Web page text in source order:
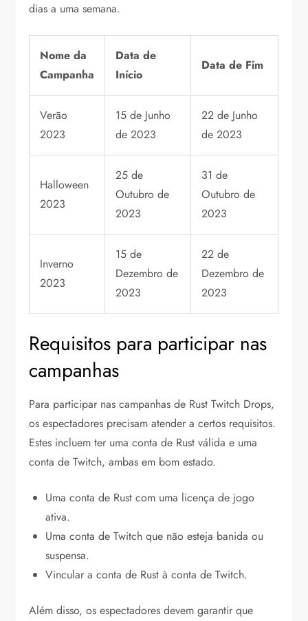
dias a uma semana.
Nome da
Campanha
Data de
Início
Data de Fim
Verão
2023
15 de Junho
de 2023
22 de Junho
de 2023
Halloween
2023
25 de
Outubro de
2023
31 de
Outubro de
2023
Inverno
2023
15 de
Dezembro de
2023
22 de
Dezembro de
2023
Requisitos para participar nas
campanhas
Para participar nas campanhas de Rust Twitch Drops,
os espectadores precisam atender a certos requisitos.
Estes incluem ter uma conta de Rust válida e uma
conta de Twitch, ambas em bom estado.
Uma conta de Rust com uma licença de jogo
ativa.
Uma conta de Twitch que não esteja banida ou
suspensa.
Vincular a conta de Rust à conta de Twitch.
Além disso, os espectadores devem garantir que